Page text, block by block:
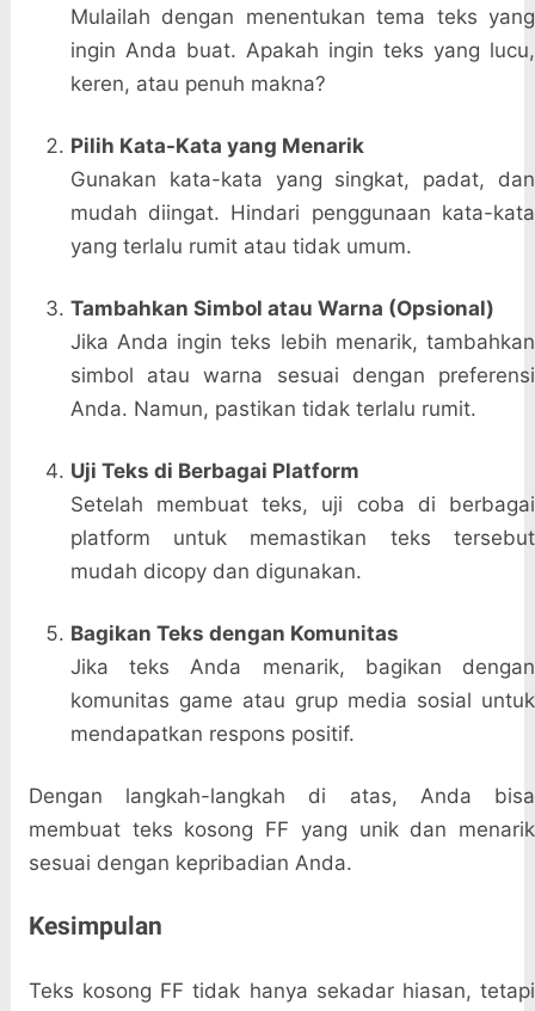
Mulailah dengan menentukan tema teks yang
ingin Anda buat. Apakah ingin teks yang lucu,
keren, atau penuh makna?
Pilih Kata-Kata yang Menarik
Gunakan kata-kata yang singkat, padat, dan
mudah diingat. Hindari penggunaan kata-kata
yang terlalu rumit atau tidak umum.
Tambahkan Simbol atau Warna (Opsional)
Jika Anda ingin teks lebih menarik, tambahkan
simbol atau warna sesuai dengan preferensi
Anda. Namun, pastikan tidak terlalu rumit.
Uji Teks di Berbagai Platform
Setelah membuat teks, uji coba di berbagai
platform untuk memastikan teks tersebut
mudah dicopy dan digunakan.
Bagikan Teks dengan Komunitas
Jika teks Anda menarik, bagikan dengan
komunitas game atau grup media sosial untuk
mendapatkan respons positif.
Dengan langkah-langkah di atas, Anda bisa
membuat teks kosong FF yang unik dan menarik
sesuai dengan kepribadian Anda.
Kesimpulan
Teks kosong FF tidak hanya sekadar hiasan, tetapi